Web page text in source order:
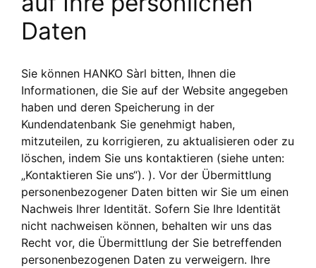
Daten
Sie können HANKO Sàrl bitten, Ihnen die
Informationen, die Sie auf der Website angegeben
haben und deren Speicherung in der
Kundendatenbank Sie genehmigt haben,
mitzuteilen, zu korrigieren, zu aktualisieren oder zu
löschen, indem Sie uns kontaktieren (siehe unten:
„Kontaktieren Sie uns“). ). Vor der Übermittlung
personenbezogener Daten bitten wir Sie um einen
Nachweis Ihrer Identität. Sofern Sie Ihre Identität
nicht nachweisen können, behalten wir uns das
Recht vor, die Übermittlung der Sie betreffenden
personenbezogenen Daten zu verweigern. Ihre